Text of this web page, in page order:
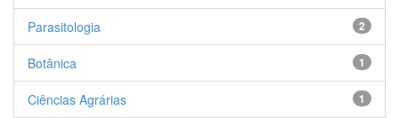
2
Parasitologia
1
Botânica
1
Ciências Agrárias